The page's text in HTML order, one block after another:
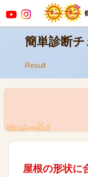
簡単診断チ
Result
屋根の形状に